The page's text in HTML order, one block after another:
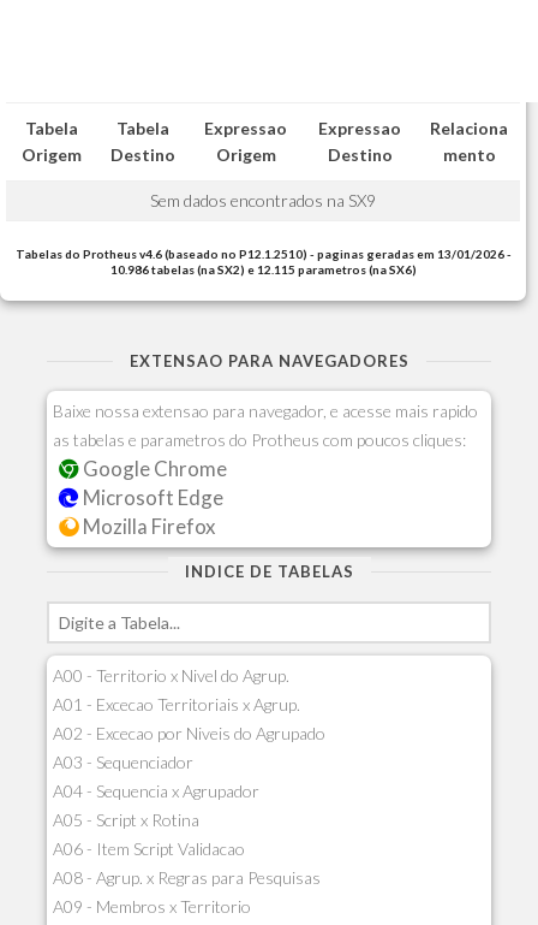
Tabela
Origem
Tabela
Destino
Expressao
Origem
Expressao
Destino
Relaciona
mento
Sem dados encontrados na SX9
Tabelas do Protheus v4.6 (baseado no P12.1.2510) - paginas geradas em 13/01/2026 -
10.986 tabelas (na SX2) e 12.115 parametros (na SX6)
EXTENSAO PARA NAVEGADORES
Baixe nossa extensao para navegador, e acesse mais rapido
as tabelas e parametros do Protheus com poucos cliques:
Google Chrome
Microsoft Edge
Mozilla Firefox
INDICE DE TABELAS
A00 - Territorio x Nivel do Agrup.
A01 - Excecao Territoriais x Agrup.
A02 - Excecao por Niveis do Agrupado
A03 - Sequenciador
A04 - Sequencia x Agrupador
A05 - Script x Rotina
A06 - Item Script Validacao
A08 - Agrup. x Regras para Pesquisas
A09 - Membros x Territorio